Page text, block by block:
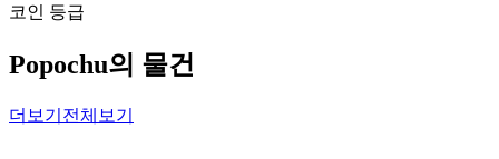
코인 등급
Popochu의 물건
더보기 전체보기